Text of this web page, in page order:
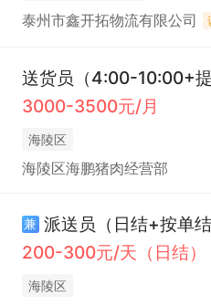
泰州市鑫开拓物流有限公司
送货员（4:00-10:00+提
3000-3500元/月
海陵区
海陵区海鹏猪肉经营部
兼 派送员（日结+按单
200-300元/天（日结）
海陵区